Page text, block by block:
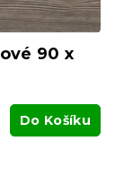
90 x
Do Košíku